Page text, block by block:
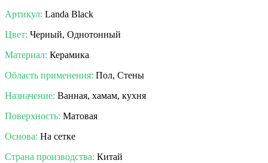
Артикул: Landa Black
Цвет: Черный, Однотонный
Материал: Керамика
Область применения: Пол, Стены
Назначение: Ванная, хамам, кухня
Поверхность: Матовая
Основа: На сетке
Страна производства: Китай